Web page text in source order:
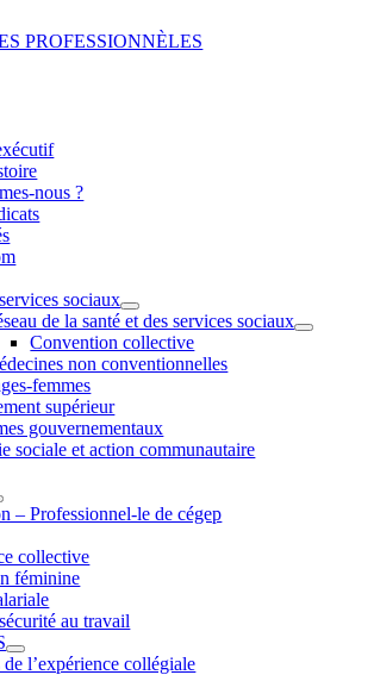
nous ?
sociaux
de la santé et des services sociaux
Convention collective
non conventionnelles
femmes
supérieur
gouvernementaux
sociale et action communautaire
– Professionnel-le de cégep
collective
féminine
au travail
de l’expérience collégiale